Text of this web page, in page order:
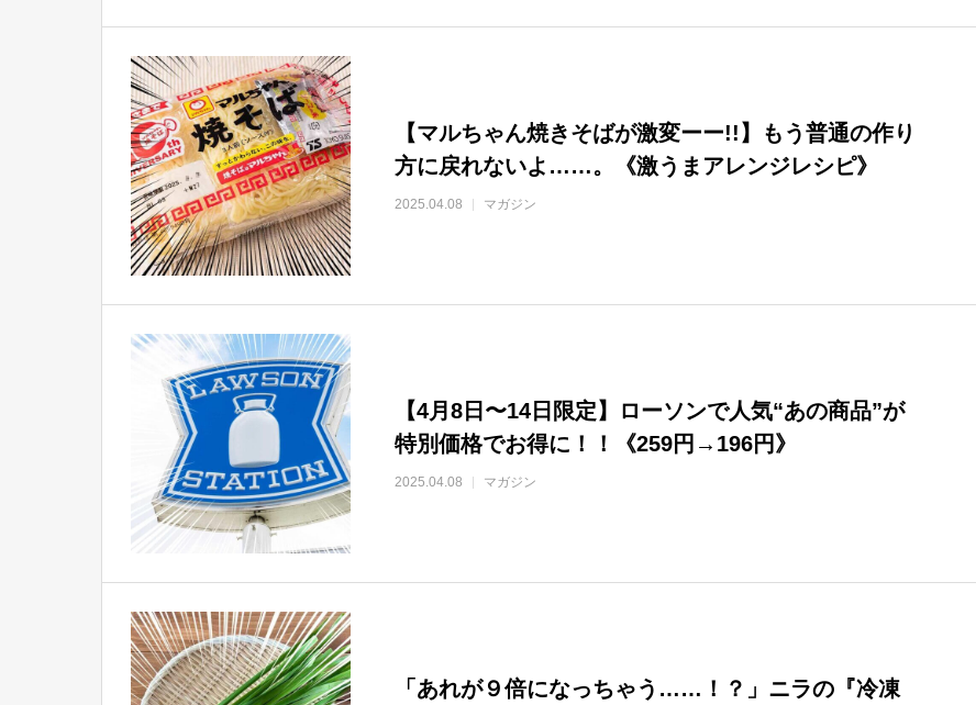
【マルちゃん焼きそばが激変ーー!!】もう普通の作り
方に戻れないよ……。《激うまアレンジレシピ》
2025.04.08 マガジン
【4月8日〜14日限定】ローソンで人気“あの商品”が
特別価格でお得に！！《259円→196円》
2025.04.08 マガジン
「あれが９倍になっちゃう……！？」ニラの『冷凍